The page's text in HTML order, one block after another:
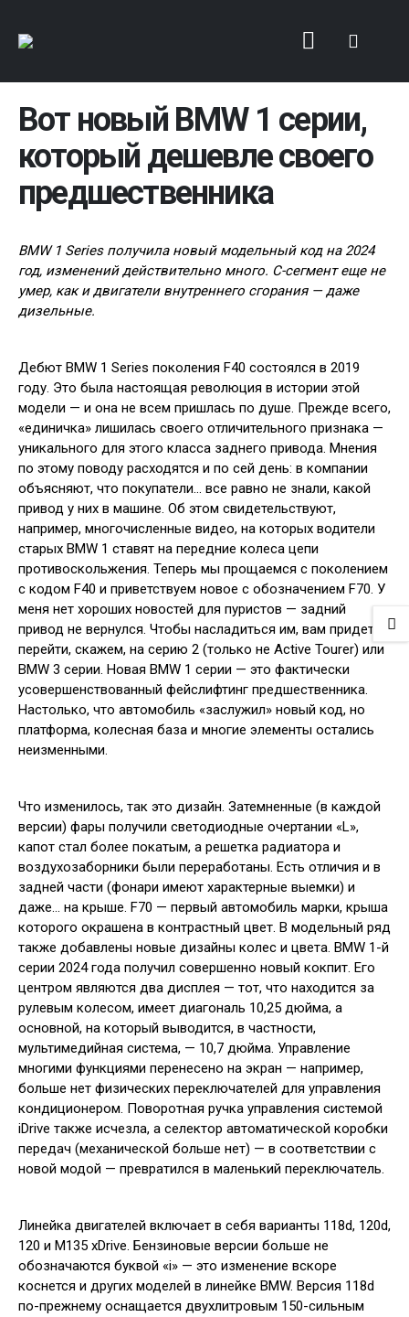
Вот новый BMW 1 серии,
который дешевле своего
предшественника
BMW 1 Series получила новый модельный код на 2024
год, изменений действительно много. С-сегмент еще не
умер, как и двигатели внутреннего сгорания — даже
дизельные.
Дебют BMW 1 Series поколения F40 состоялся в 2019
году. Это была настоящая революция в истории этой
модели — и она не всем пришлась по душе. Прежде всего,
«единичка» лишилась своего отличительного признака —
уникального для этого класса заднего привода. Мнения
по этому поводу расходятся и по сей день: в компании
объясняют, что покупатели… все равно не знали, какой
привод у них в машине. Об этом свидетельствуют,
например, многочисленные видео, на которых водители
старых BMW 1 ставят на передние колеса цепи
противоскольжения. Теперь мы прощаемся с поколением
с кодом F40 и приветствуем новое с обозначением F70. У
меня нет хороших новостей для пуристов — задний
привод не вернулся. Чтобы насладиться им, вам придется
перейти, скажем, на серию 2 (только не Active Tourer) или
BMW 3 серии. Новая BMW 1 серии — это фактически
усовершенствованный фейслифтинг предшественника.
Настолько, что автомобиль «заслужил» новый код, но
платформа, колесная база и многие элементы остались
неизменными.
Что изменилось, так это дизайн. Затемненные (в каждой
версии) фары получили светодиодные очертании «L»,
капот стал более покатым, а решетка радиатора и
воздухозаборники были переработаны. Есть отличия и в
задней части (фонари имеют характерные выемки) и
даже… на крыше. F70 — первый автомобиль марки, крыша
которого окрашена в контрастный цвет. В модельный ряд
также добавлены новые дизайны колес и цвета. BMW 1-й
серии 2024 года получил совершенно новый кокпит. Его
центром являются два дисплея — тот, что находится за
рулевым колесом, имеет диагональ 10,25 дюйма, а
основной, на который выводится, в частности,
мультимедийная система, — 10,7 дюйма. Управление
многими функциями перенесено на экран — например,
больше нет физических переключателей для управления
кондиционером. Поворотная ручка управления системой
iDrive также исчезла, а селектор автоматической коробки
передач (механической больше нет) — в соответствии с
новой модой — превратился в маленький переключатель.
Линейка двигателей включает в себя варианты 118d, 120d,
120 и M135 xDrive. Бензиновые версии больше не
обозначаются буквой «i» — это изменение вскоре
коснется и других моделей в линейке BMW. Версия 118d
по-прежнему оснащается двухлитровым 150-сильным